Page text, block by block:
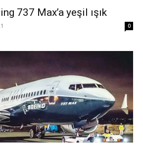
737 Max’a yeşil ışık
0